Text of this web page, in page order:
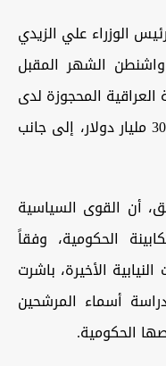
الوزراء علي الزيدي
الشهر المقبل
العراقية المحجوزة لدى
الولايات المتحدة، والتي تقدر بنحو 30 مليار دولار، إلى جانب
أن القوى السياسية
الحكومية، وفقاً
الأخيرة، باشرت
أسماء المرشحين
الحكومية.